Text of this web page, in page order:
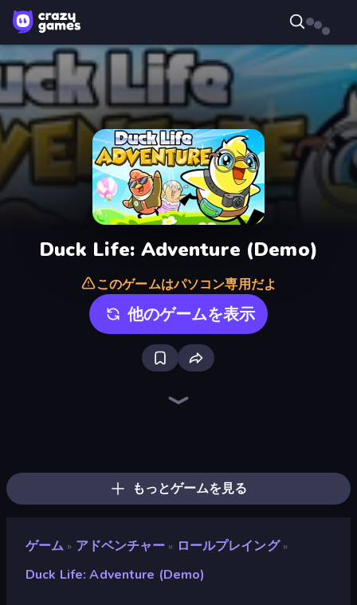
Duck Life: Adventure (Demo)
このゲームはパソコン専用だよ
他のゲームを表示
もっとゲームを見る
ゲーム » アドベンチャー » ロールプレイング »
Duck Life: Adventure (Demo)